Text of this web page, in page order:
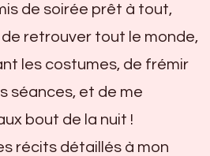
de soirée prêt à tout,
de retrouver tout le monde,
les costumes, de frémir
séances, et de me
bout de la nuit !
récits détaillés à mon